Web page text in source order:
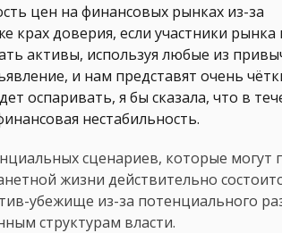
цен на финансовых рынках из-за
крах доверия, если участники рынка
активы, используя любые из
и нам представят очень
оспаривать, я бы сказала, что в
нестабильность.
сценариев, которые могут
жизни действительно
убежище из-за потенциального
структурам власти.